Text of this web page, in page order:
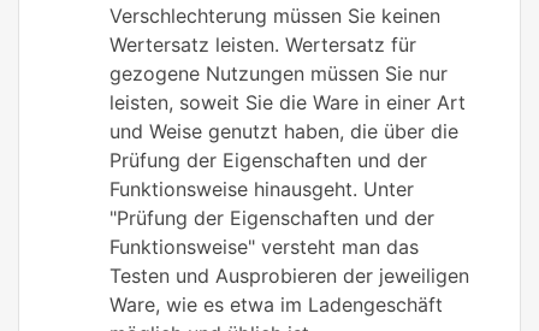
Verschlechterung müssen Sie keinen
Wertersatz leisten. Wertersatz für
gezogene Nutzungen müssen Sie nur
leisten, soweit Sie die Ware in einer Art
und Weise genutzt haben, die über die
Prüfung der Eigenschaften und der
Funktionsweise hinausgeht. Unter
"Prüfung der Eigenschaften und der
Funktionsweise" versteht man das
Testen und Ausprobieren der jeweiligen
Ware, wie es etwa im Ladengeschäft